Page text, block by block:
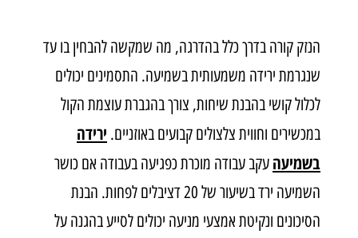
הנזק קורה בדרך כלל בהדרגה, מה שמקשה להבחין בו עד
שנגרמת ירידה משמעותית בשמיעה. התסמינים יכולים
לכלול קושי בהבנת שיחות, צורך בהגברת עוצמת הקול
במכשירים וחווית צלצולים קבועים באוזניים. ירידה
בשמיעה עקב עבודה מוכרת כפגיעה בעבודה אם כושר
השמיעה ירד בשיעור של 20 דציבלים לפחות. הבנת
הסיכונים ונקיטת אמצעי מניעה יכולים לסייע בהגנה על